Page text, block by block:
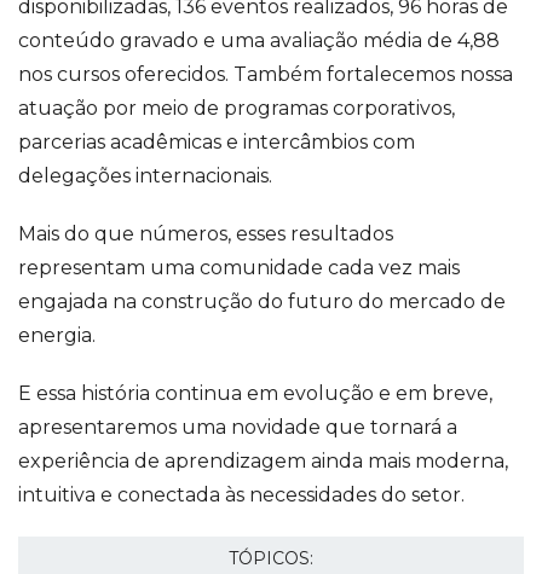
disponibilizadas, 136 eventos realizados, 96 horas de
conteúdo gravado e uma avaliação média de 4,88
nos cursos oferecidos. Também fortalecemos nossa
atuação por meio de programas corporativos,
parcerias acadêmicas e intercâmbios com
delegações internacionais.
Mais do que números, esses resultados
representam uma comunidade cada vez mais
engajada na construção do futuro do mercado de
energia.
E essa história continua em evolução e em breve,
apresentaremos uma novidade que tornará a
experiência de aprendizagem ainda mais moderna,
intuitiva e conectada às necessidades do setor.
TÓPICOS: